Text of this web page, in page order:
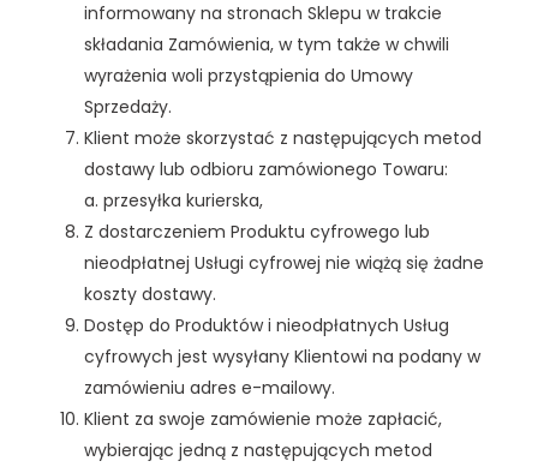
informowany na stronach Sklepu w trakcie
składania Zamówienia, w tym także w chwili
wyrażenia woli przystąpienia do Umowy
Sprzedaży.
Klient może skorzystać z następujących metod
dostawy lub odbioru zamówionego Towaru:
a. przesyłka kurierska,
Z dostarczeniem Produktu cyfrowego lub
nieodpłatnej Usługi cyfrowej nie wiążą się żadne
koszty dostawy.
Dostęp do Produktów i nieodpłatnych Usług
cyfrowych jest wysyłany Klientowi na podany w
zamówieniu adres e-mailowy.
Klient za swoje zamówienie może zapłacić,
wybierając jedną z następujących metod